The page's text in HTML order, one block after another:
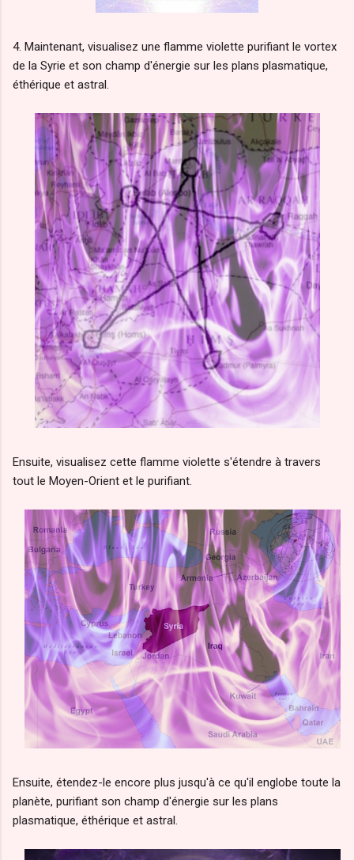
4. Maintenant, visualisez une flamme violette purifiant le vortex
de la Syrie et son champ d'énergie sur les plans plasmatique,
éthérique et astral.
Ensuite, visualisez cette flamme violette s'étendre à travers
tout le Moyen-Orient et le purifiant.
Ensuite, étendez-le encore plus jusqu'à ce qu'il englobe toute la
planète, purifiant son champ d'énergie sur les plans
plasmatique, éthérique et astral.